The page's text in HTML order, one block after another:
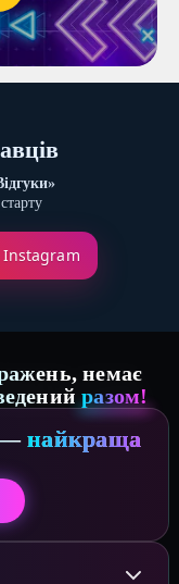
Instagram
немає
разом!
—найкраща